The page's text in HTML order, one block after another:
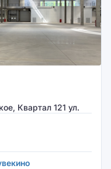
Квартал 121 ул.